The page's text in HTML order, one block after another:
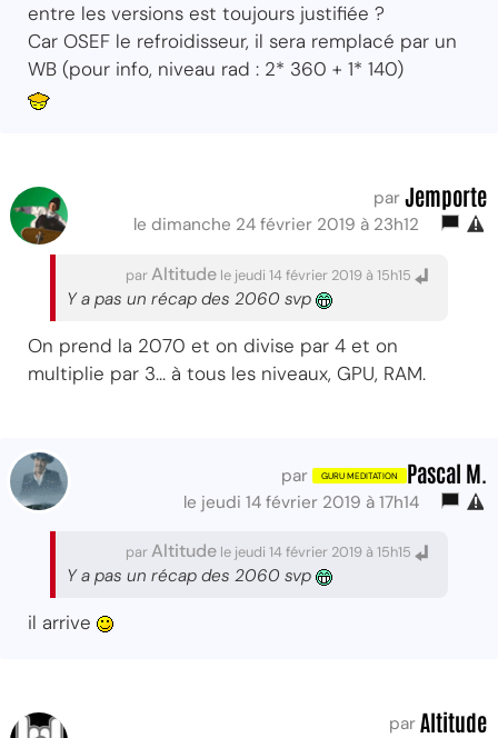
entre les versions est toujours justifiée ?
Car OSEF le refroidisseur, il sera remplacé par un
WB (pour info, niveau rad : 2* 360 + 1* 140)
par Jemporte
le dimanche 24 février 2019 à 23h12
parAltitude le jeudi 14 février 2019 à 15h15
Y a pas un récap des 2060 svp
On prend la 2070 et on divise par 4 et on
multiplie par 3... à tous les niveaux, GPU, RAM.
par Pascal M.
le jeudi 14 février 2019 à 17h14
parAltitude le jeudi 14 février 2019 à 15h15
Y a pas un récap des 2060 svp
il arrive
par Altitude